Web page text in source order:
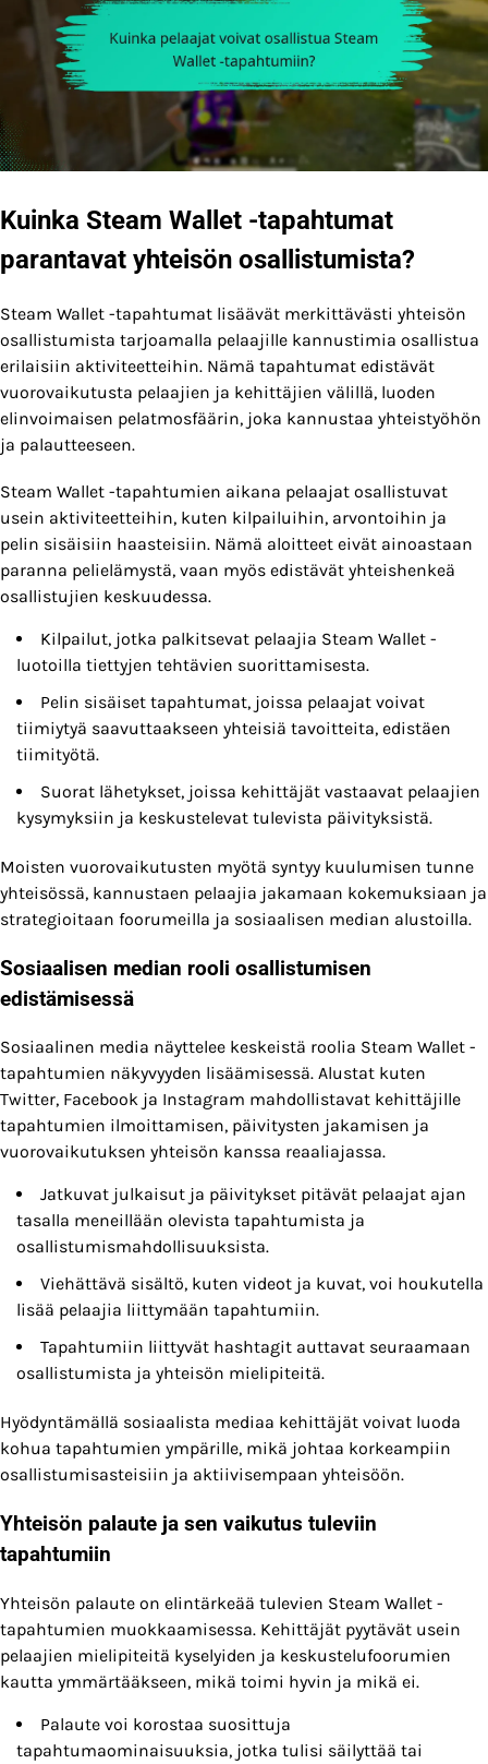
Kuinka Steam Wallet -tapahtumat
parantavat yhteisön osallistumista?
Steam Wallet -tapahtumat lisäävät merkittävästi yhteisön
osallistumista tarjoamalla pelaajille kannustimia osallistua
erilaisiin aktiviteetteihin. Nämä tapahtumat edistävät
vuorovaikutusta pelaajien ja kehittäjien välillä, luoden
elinvoimaisen pelatmosfäärin, joka kannustaa yhteistyöhön
ja palautteeseen.
Steam Wallet -tapahtumien aikana pelaajat osallistuvat
usein aktiviteetteihin, kuten kilpailuihin, arvontoihin ja
pelin sisäisiin haasteisiin. Nämä aloitteet eivät ainoastaan
paranna pelielämystä, vaan myös edistävät yhteishenkeä
osallistujien keskuudessa.
Kilpailut, jotka palkitsevat pelaajia Steam Wallet -
luotoilla tiettyjen tehtävien suorittamisesta.
Pelin sisäiset tapahtumat, joissa pelaajat voivat
tiimiytyä saavuttaakseen yhteisiä tavoitteita, edistäen
tiimityötä.
Suorat lähetykset, joissa kehittäjät vastaavat pelaajien
kysymyksiin ja keskustelevat tulevista päivityksistä.
Moisten vuorovaikutusten myötä syntyy kuulumisen tunne
yhteisössä, kannustaen pelaajia jakamaan kokemuksiaan ja
strategioitaan foorumeilla ja sosiaalisen median alustoilla.
Sosiaalisen median rooli osallistumisen
edistämisessä
Sosiaalinen media näyttelee keskeistä roolia Steam Wallet -
tapahtumien näkyvyyden lisäämisessä. Alustat kuten
Twitter, Facebook ja Instagram mahdollistavat kehittäjille
tapahtumien ilmoittamisen, päivitysten jakamisen ja
vuorovaikutuksen yhteisön kanssa reaaliajassa.
Jatkuvat julkaisut ja päivitykset pitävät pelaajat ajan
tasalla meneillään olevista tapahtumista ja
osallistumismahdollisuuksista.
Viehättävä sisältö, kuten videot ja kuvat, voi houkutella
lisää pelaajia liittymään tapahtumiin.
Tapahtumiin liittyvät hashtagit auttavat seuraamaan
osallistumista ja yhteisön mielipiteitä.
Hyödyntämällä sosiaalista mediaa kehittäjät voivat luoda
kohua tapahtumien ympärille, mikä johtaa korkeampiin
osallistumisasteisiin ja aktiivisempaan yhteisöön.
Yhteisön palaute ja sen vaikutus tuleviin
tapahtumiin
Yhteisön palaute on elintärkeää tulevien Steam Wallet -
tapahtumien muokkaamisessa. Kehittäjät pyytävät usein
pelaajien mielipiteitä kyselyiden ja keskustelufoorumien
kautta ymmärtääkseen, mikä toimi hyvin ja mikä ei.
Palaute voi korostaa suosittuja
tapahtumaominaisuuksia, jotka tulisi säilyttää tai